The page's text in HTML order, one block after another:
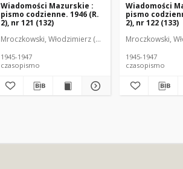
Wiadomości Mazurskie :
pismo codzienne. 1946 (R.
2), nr 121 (132)
Mroczkowski, Włodzimierz (1902-1971). Redaktor
1945-1947
czasopismo
Wiadomości
pismo
2), nr 122 (133)
Mroczkowski,
1945-1947
czasopismo